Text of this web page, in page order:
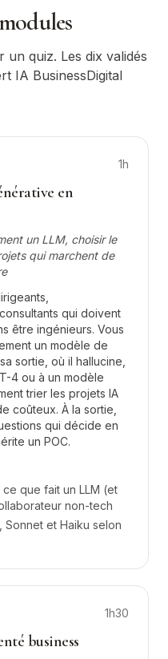
un quiz. Les dix validés
IA BusinessDigital
1h
en
un LLM, choisir le
qui marchent de
qui doivent
être ingénieurs. Vous
un modèle de
sortie, où il hallucine,
4 ou à un modèle
trier les projets IA
coûteux. À la sortie,
qui décide en
un POC.
que fait un LLM (et
non-tech
Sonnet et Haiku selon
1h30
business